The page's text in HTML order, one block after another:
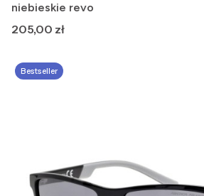
niebieskie revo
Cena
205,00 zł
Bestseller